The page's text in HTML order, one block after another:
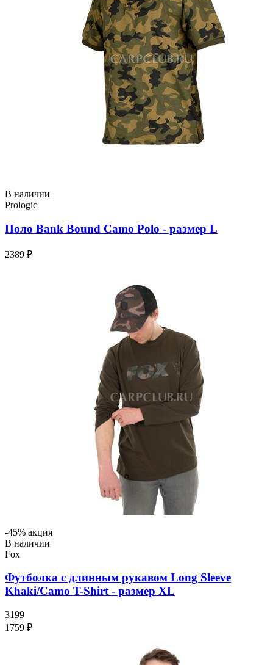
В наличии
Prologic
Поло Bank Bound Camo Polo - размер L
2389 ₽
-45% акция
В наличии
Fox
Футболка с длинным рукавом Long Sleeve
Khaki/Camo T-Shirt - размер XL
3199
1759 ₽